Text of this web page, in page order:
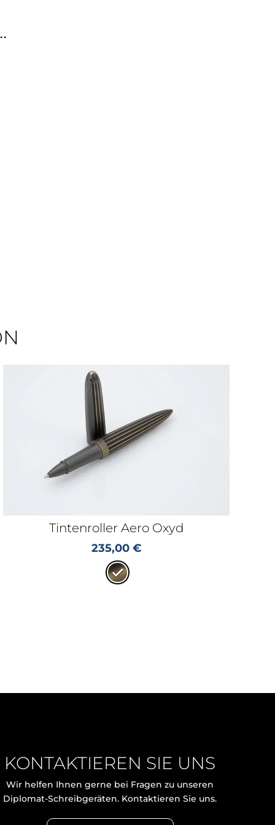
Tintenroller Aero Oxyd
235,00 €
KONTAKTIEREN SIE UNS
Wir helfen Ihnen gerne bei Fragen zu unseren
Diplomat-Schreibgeräten. Kontaktieren Sie uns.